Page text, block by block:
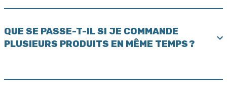
QUE SE PASSE-T-IL SI JE COMMANDE
PLUSIEURS PRODUITS EN MÊME TEMPS ?